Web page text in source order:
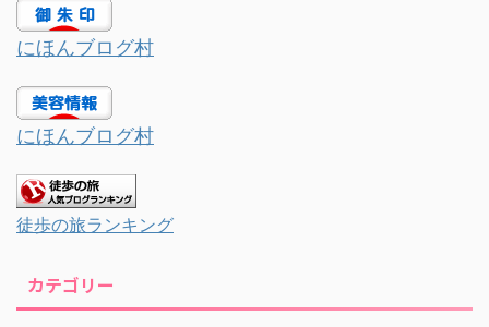
にほんブログ村
にほんブログ村
徒歩の旅ランキング
カテゴリー